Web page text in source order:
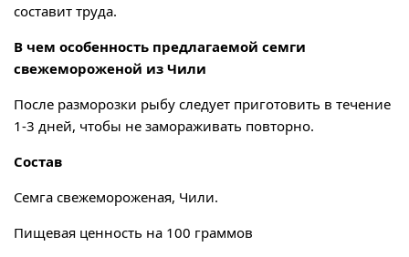
составит труда.
В чем особенность предлагаемой семги
свежемороженой из Чили
После разморозки рыбу следует приготовить в течение
1-3 дней, чтобы не замораживать повторно.
Состав
Семга свежемороженая, Чили.
Пищевая ценность на 100 граммов